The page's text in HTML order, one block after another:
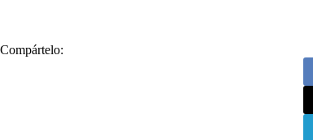
Compártelo: